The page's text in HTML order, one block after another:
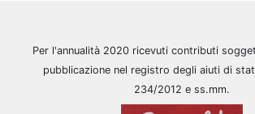
Per l'annualità 2020 ricevuti contributi
pubblicazione nel registro degli aiuti di
234/2012 e ss.mm.